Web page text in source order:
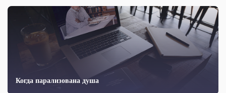
Когда парализована душа